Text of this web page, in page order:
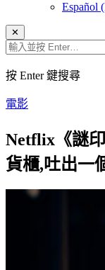
Español
✕
按 Enter 鍵搜尋
電影
Netflix《謎
貨櫃,吐出一